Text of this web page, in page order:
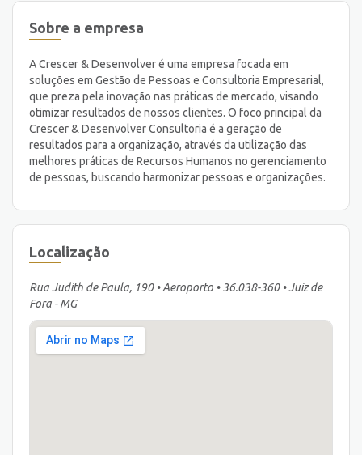
Sobre a empresa
A Crescer & Desenvolver é uma empresa focada em
soluções em Gestão de Pessoas e Consultoria Empresarial,
que preza pela inovação nas práticas de mercado, visando
otimizar resultados de nossos clientes. O foco principal da
Crescer & Desenvolver Consultoria é a geração de
resultados para a organização, através da utilização das
melhores práticas de Recursos Humanos no gerenciamento
de pessoas, buscando harmonizar pessoas e organizações.
Localização
Rua Judith de Paula, 190 • Aeroporto • 36.038-360 • Juiz de
Fora - MG